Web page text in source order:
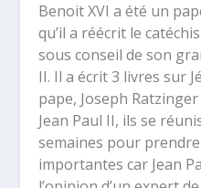
Benoit XVI a été un
qu’il a réécrit le
sous conseil de son
II. Il a écrit 3 livres sur
pape, Joseph
Jean Paul II, ils se
semaines pour
importantes car Jean